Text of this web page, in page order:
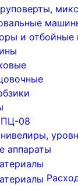
и отбойные
ПЦ-08
аппараты